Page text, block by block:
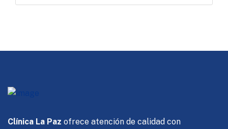
Clínica La Paz ofrece atención de calidad con